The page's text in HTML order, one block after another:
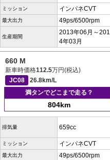
ミッション インパネCVT
最大出力 49ps/6500rpm
生産期間
2013年06月～201
4年03月
660 M
新車時価格112.5万円(税込)
JC08
26.8km/L
満タンでどこまで走る？
804km
排気量 659cc
ミッション インパネCVT
最大出力 49ps/6500rpm